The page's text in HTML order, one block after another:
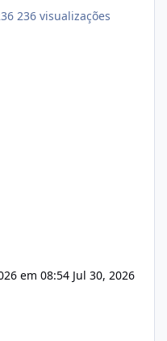
clientes ativos de
236 visualizações
em 08:54 Jul 30, 2026